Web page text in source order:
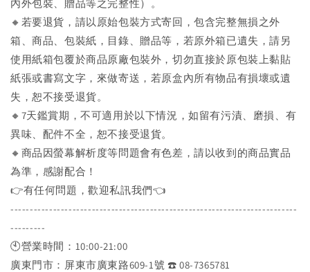
內外包裝、贈品等之完整性）。
🔸若要退貨，請以原始包裝方式寄回，包含完整無損之外
箱、商品、包裝紙，目錄、贈品等，若原外箱已遺失，請另
使用紙箱包覆於商品原廠包裝外，切勿直接於原包裝上黏貼
紙張或書寫文字，來做寄送，若原盒內所有物品有損壞或遺
失，恕不接受退貨。
🔸7天鑑賞期，不可適用於以下情況，如留有污漬、磨損、有
異味、配件不全，恕不接受退貨。
🔸商品因螢幕解析度等問題會有色差，請以收到的商品實品
為準，感謝配合！
👉️有任何問題，歡迎私訊我們👈️
--------------------------------------------------------------------------
---------
🕙營業時間：10:00-21:00
廣東門市：屏東市廣東路609-1號 ☎️ 08-7365781